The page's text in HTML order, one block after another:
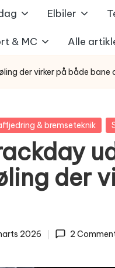
Elbiler
& MC Alle
der virker på både bane
& bremseteknik
der
2026 2